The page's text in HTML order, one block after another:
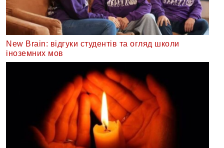
New Brain: відгуки студентів та огляд школи
іноземних мов